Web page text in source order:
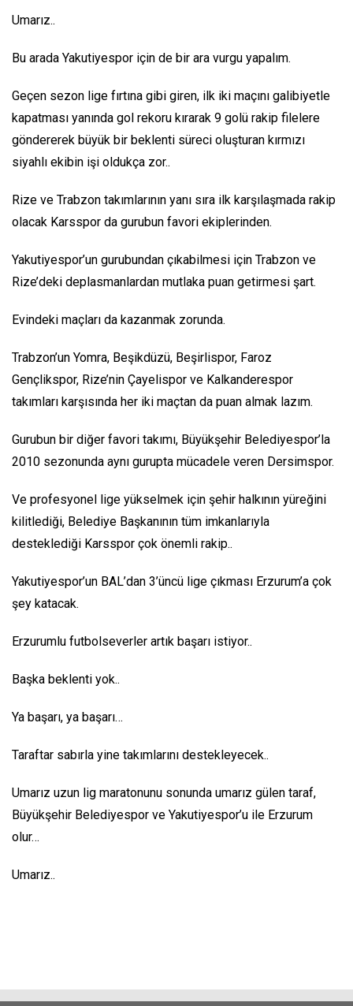
Umarız..
Bu arada Yakutiyespor için de bir ara vurgu yapalım.
Geçen sezon lige fırtına gibi giren, ilk iki maçını galibiyetle
kapatması yanında gol rekoru kırarak 9 golü rakip filelere
göndererek büyük bir beklenti süreci oluşturan kırmızı
siyahlı ekibin işi oldukça zor..
Rize ve Trabzon takımlarının yanı sıra ilk karşılaşmada rakip
olacak Karsspor da gurubun favori ekiplerinden.
Yakutiyespor’un gurubundan çıkabilmesi için Trabzon ve
Rize’deki deplasmanlardan mutlaka puan getirmesi şart.
Evindeki maçları da kazanmak zorunda.
Trabzon’un Yomra, Beşikdüzü, Beşirlispor, Faroz
Gençlikspor, Rize’nin Çayelispor ve Kalkanderespor
takımları karşısında her iki maçtan da puan almak lazım.
Gurubun bir diğer favori takımı, Büyükşehir Belediyespor’la
2010 sezonunda aynı gurupta mücadele veren Dersimspor.
Ve profesyonel lige yükselmek için şehir halkının yüreğini
kilitlediği, Belediye Başkanının tüm imkanlarıyla
desteklediği Karsspor çok önemli rakip..
Yakutiyespor’un BAL’dan 3’üncü lige çıkması Erzurum’a çok
şey katacak.
Erzurumlu futbolseverler artık başarı istiyor..
Başka beklenti yok..
Ya başarı, ya başarı…
Taraftar sabırla yine takımlarını destekleyecek..
Umarız uzun lig maratonunu sonunda umarız gülen taraf,
Büyükşehir Belediyespor ve Yakutiyespor’u ile Erzurum
olur…
Umarız..